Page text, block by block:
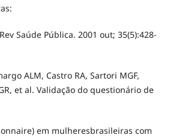
Saúde Pública. 2001 out; 35(5):428-
ALM, Castro RA, Sartori MGF,
et al. Validação do questionário de
em mulheresbrasileiras com